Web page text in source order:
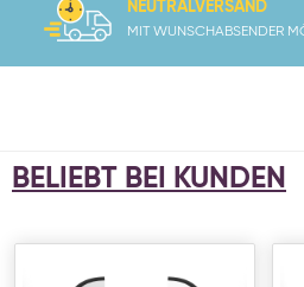
NEUTRALVERSAND
MIT WUNSCHABSENDER
BELIEBT BEI KUNDEN